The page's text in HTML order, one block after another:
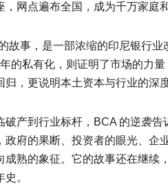
，网点遍布全国，成为千万家庭
故事，是一部浓缩的印尼银行业
的私有化，则证明了市场的力
归，更说明本土资本与行业的深
破产到行业标杆，BCA 的逆袭
政府的果断、投资者的眼光、企
成熟的象征。它的故事还在继续
史。